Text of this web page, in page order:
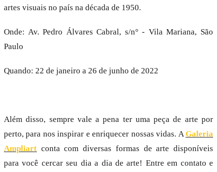
artes visuais no país na década de 1950.
Onde: Av. Pedro Álvares Cabral, s/n° - Vila Mariana, São
Paulo
Quando: 22 de janeiro a 26 de junho de 2022
Além disso, sempre vale a pena ter uma peça de arte por
perto, para nos inspirar e enriquecer nossas vidas. A Galeria
Ampliart conta com diversas formas de arte disponíveis
para você cercar seu dia a dia de arte! Entre em contato e